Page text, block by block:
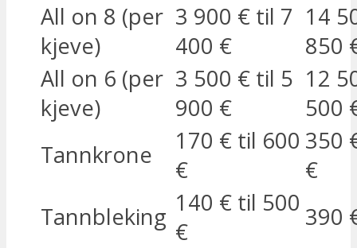
All on 8 (per
kjeve)
3 900 € til 7
400 €
14
850
All on 6 (per
kjeve)
3 500 € til 5
900 €
12
500
Tannkrone
170 € til 600
€
350
€
Tannbleking 140 € til 500
€
390